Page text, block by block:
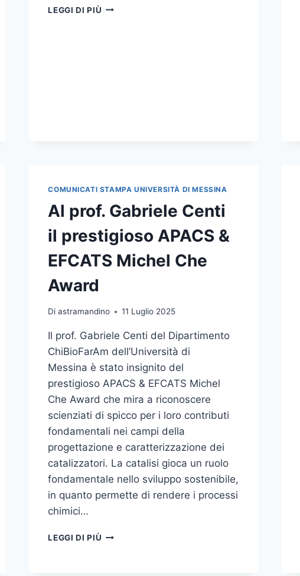
LEGGI DI PIÙ CONVEGNO
COMUNICATI STAMPA UNIVERSITÀ DI MESSINA
Al prof. Gabriele Centi
il prestigioso APACS &
EFCATS Michel Che
Award
Di astramandino 11 Luglio 2025
Il prof. Gabriele Centi del Dipartimento
ChiBioFarAm dell’Università di
Messina è stato insignito del
prestigioso APACS & EFCATS Michel
Che Award che mira a riconoscere
scienziati di spicco per i loro contributi
fondamentali nei campi della
progettazione e caratterizzazione dei
catalizzatori. La catalisi gioca un ruolo
fondamentale nello sviluppo sostenibile,
in quanto permette di rendere i processi
chimici…
LEGGI DI PIÙ AL